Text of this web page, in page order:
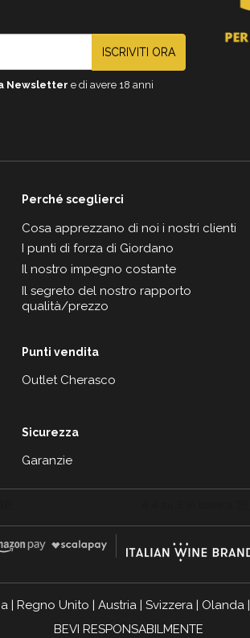
ISCRIVITI ORA
Newsletter e di avere 18 anni
Perché sceglierci
Cosa apprezzano di noi i nostri clienti
I punti di forza di Giordano
Il nostro impegno costante
Il segreto del nostro rapporto
qualità/prezzo
Punti vendita
Outlet Cherasco
Sicurezza
Garanzie
| Regno Unito | Austria| Svizzera| Olanda|
BEVI RESPONSABILMENTE